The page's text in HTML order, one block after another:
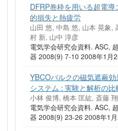
DFRP巻枠を用いる超電
的損失と熱疲労
山田 悠, 中島 悠, 山本 晃象,
村 新, 山中 淳彦
電気学会研究会資料. ASC,
器 2008(9) 7-10 2008年1月
YBCOバルクの磁気遮蔽
システム : 実験と解析の比
小林 俊博, 橋本 匡紘, 斎藤
電気学会研究会資料. ASC,
器 2008(9) 23-26 2008年1